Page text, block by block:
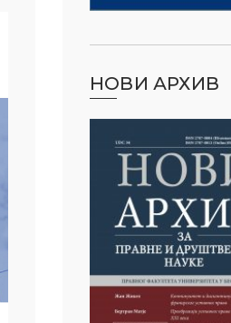
НОВИ АРХИВ